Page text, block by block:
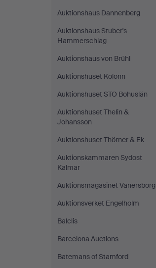
Auktionshaus Dannenberg
Auktionshaus Stuber's
Hammerschlag
Auktionshaus von Brühl
Auktionshuset Kolonn
Auktionshuset STO Bohuslän
Auktionshuset Thelin &
Johansson
Auktionshuset Thörner & Ek
Auktionskammaren Sydost
Kalmar
Auktionsmagasinet Vänersborg
Auktionsverket Engelholm
Balclis
Barcelona Auctions
Batemans of Stamford